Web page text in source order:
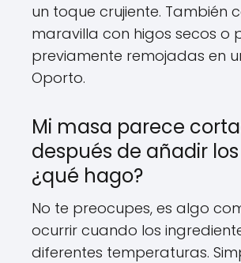
un toque crujiente. También
maravilla con higos secos o
previamente remojadas en
Oporto.
Mi masa parece
después de añadir
¿qué hago?
No te preocupes, es algo
ocurrir cuando los
diferentes temperaturas.